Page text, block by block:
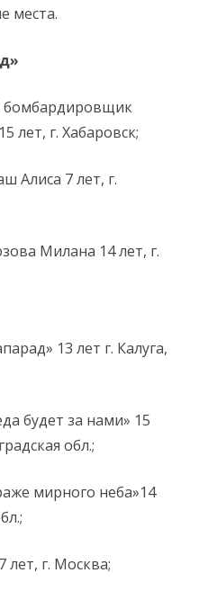
места.
бомбардировщик
лет, г. Хабаровск;
Алиса 7 лет, г.
Милана 14 лет, г.
13 лет г. Калуга,
будет за нами» 15
обл.;
мирного неба»14
лет, г. Москва;